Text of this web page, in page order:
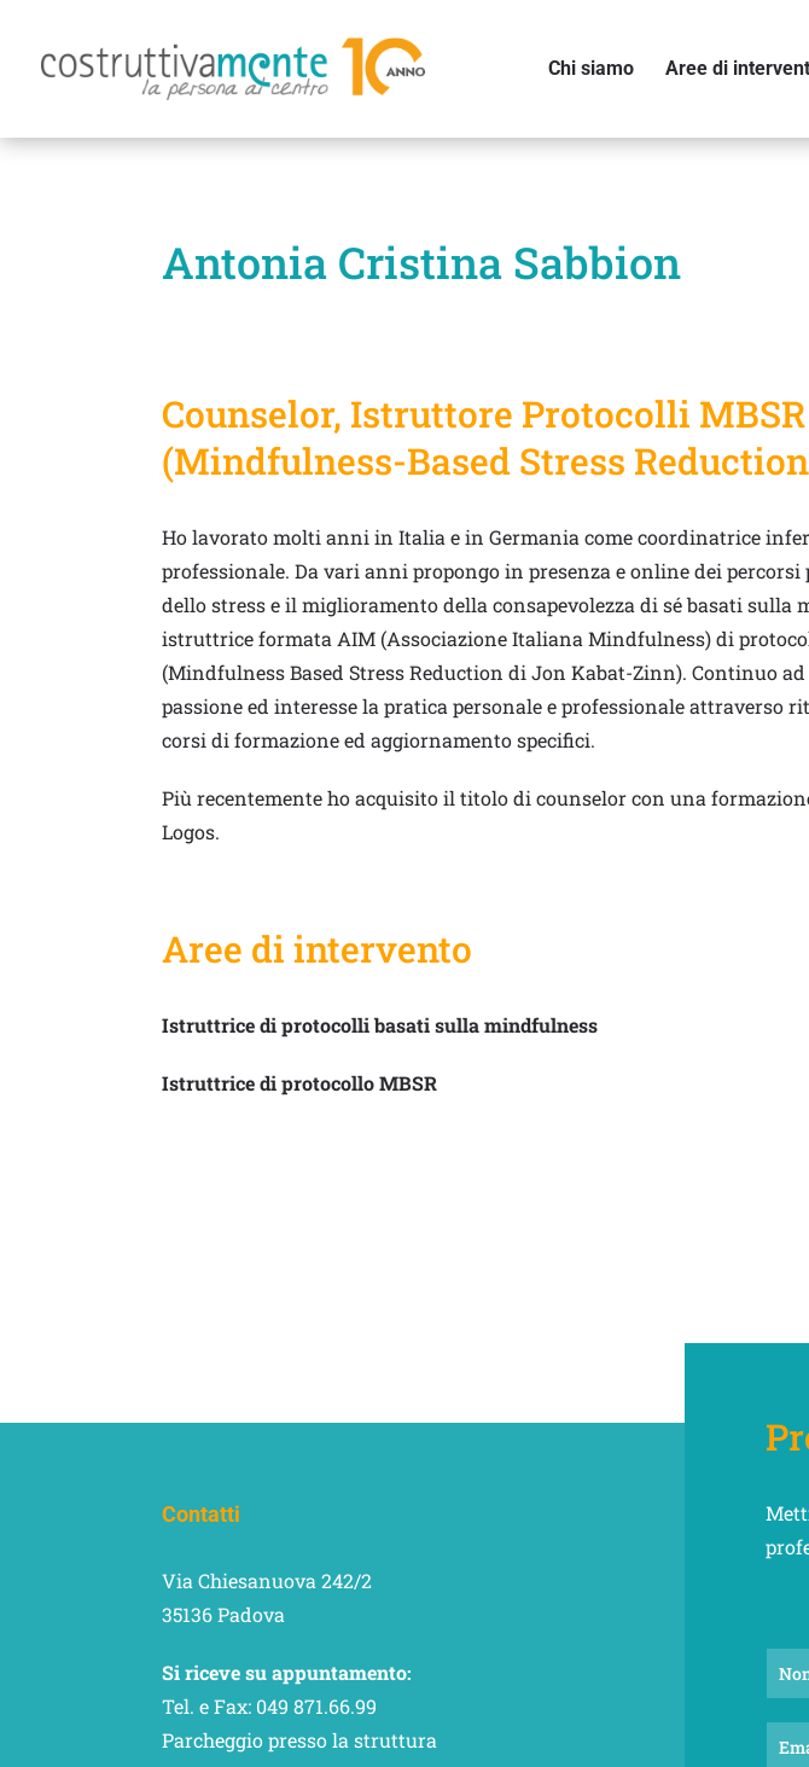
Chi siamo Aree di
Antonia Cristina Sabbion
Counselor, Istruttore Protocolli MBSR
(Mindfulness-Based Stress
Ho lavorato molti anni in Italia e in Germania come coordinatrice
professionale. Da vari anni propongo in presenza e online dei
dello stress e il miglioramento della consapevolezza di sé basati sulla
istruttrice formata AIM (Associazione Italiana Mindfulness) di
(Mindfulness Based Stress Reduction di Jon Kabat-Zinn). Continuo
passione ed interesse la pratica personale e professionale attraverso
corsi di formazione ed aggiornamento specifici.
Più recentemente ho acquisito il titolo di counselor con una
Logos.
Aree di intervento
Istruttrice di protocolli basati sulla mindfulness
Istruttrice di protocollo MBSR
Contatti
Via Chiesanuova 242/2
35136 Padova
Si riceve su appuntamento:
Tel. e Fax: 049 871.66.99
Parcheggio presso la struttura